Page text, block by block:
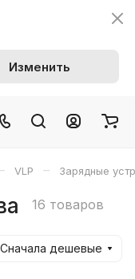
Изменить
VLP – Зарядные
16 товаров
Сначала дешевые